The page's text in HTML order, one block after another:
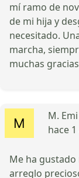
mí ramo de
de mi hija y
necesitado.
marcha,
muchas
M.
hace
Me ha
arreglo